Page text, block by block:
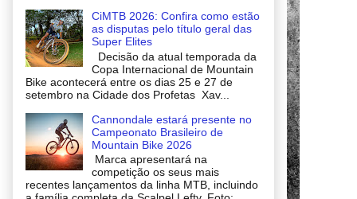
CiMTB 2026: Confira como estão
as disputas pelo título geral das
Super Elites
Decisão da atual temporada da
Copa Internacional de Mountain
Bike acontecerá entre os dias 25 e 27 de
setembro na Cidade dos Profetas Xav...
Cannondale estará presente no
Campeonato Brasileiro de
Mountain Bike 2026
Marca apresentará na
competição os seus mais
recentes lançamentos da linha MTB, incluindo